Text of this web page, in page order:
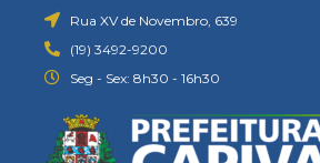
Rua XV de Novembro, 639
(19) 3492-9200
Seg - Sex: 8h30 - 16h30